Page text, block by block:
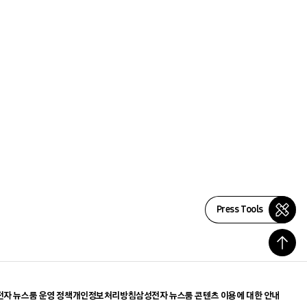
Press Tools
자 뉴스룸 운영 정책개인정보처리방침삼성전자 뉴스룸 콘텐츠 이용에 대한 안내